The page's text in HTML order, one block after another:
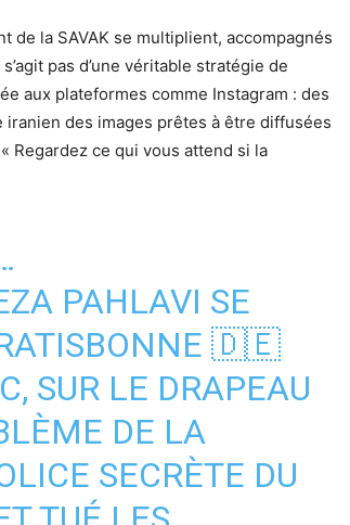
de la SAVAK se multiplient, accompagnés
pas d’une véritable stratégie de
aux plateformes comme Instagram : des
des images prêtes à être diffusées
Regardez ce qui vous attend si la
PAHLAVI SE
🇩🇪
SUR LE DRAPEAU
DE LA
SECRÈTE DU